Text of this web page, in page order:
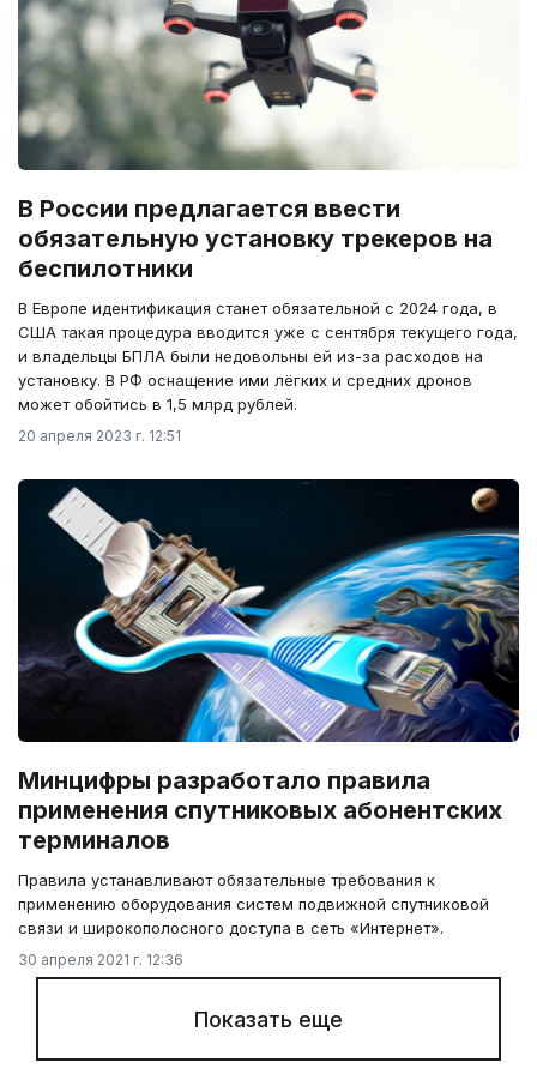
В России предлагается ввести
обязательную установку трекеров на
беспилотники
В Европе идентификация станет обязательной с 2024 года, в
США такая процедура вводится уже с сентября текущего года,
и владельцы БПЛА были недовольны ей из-за расходов на
установку. В РФ оснащение ими лёгких и средних дронов
может обойтись в 1,5 млрд рублей.
20 апреля 2023 г. 12:51
Минцифры разработало правила
применения спутниковых абонентских
терминалов
Правила устанавливают обязательные требования к
применению оборудования систем подвижной спутниковой
связи и широкополосного доступа в сеть «Интернет».
30 апреля 2021 г. 12:36
Показать еще